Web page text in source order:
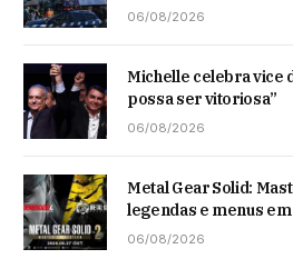
06/08/2026
Michelle celebra vice
possa ser vitoriosa”
06/08/2026
Metal Gear Solid:
legendas e menus
06/08/2026